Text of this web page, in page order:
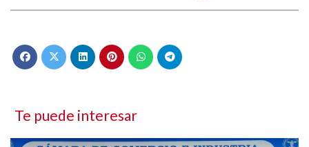
Te puede interesar